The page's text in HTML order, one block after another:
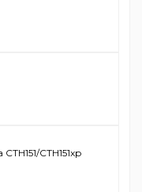
CTH151xp